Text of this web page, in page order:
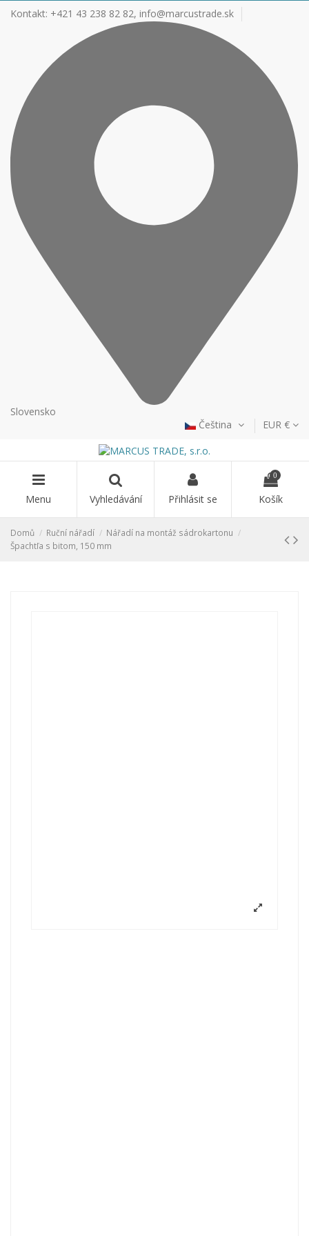
Kontakt: +421 43 238 82 82, info@marcustrade.sk
Slovensko
Čeština
EUR €
Menu Vyhledávání Přihlásit se
0
Košík
Domů Ruční nářadí
Nářadí na montáž sádrokartonu
Špachtľa s bitom, 150 mm